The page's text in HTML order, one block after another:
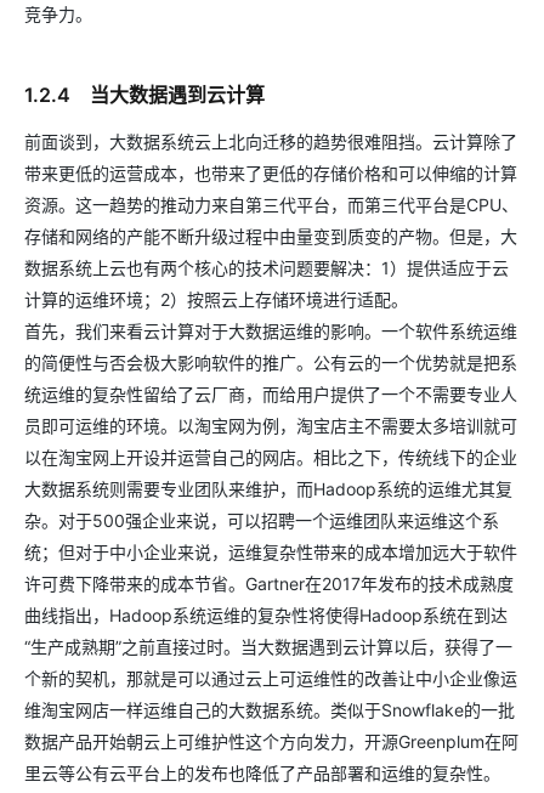
竞争力。
1.2.4 当大数据遇到云计算
前面谈到，大数据系统云上北向迁移的趋势很难阻挡。云计算除了
带来更低的运营成本，也带来了更低的存储价格和可以伸缩的计算
资源。这一趋势的推动力来自第三代平台，而第三代平台是CPU、
存储和网络的产能不断升级过程中由量变到质变的产物。但是，大
数据系统上云也有两个核心的技术问题要解决：1）提供适应于云
计算的运维环境；2）按照云上存储环境进行适配。
首先，我们来看云计算对于大数据运维的影响。一个软件系统运维
的简便性与否会极大影响软件的推广。公有云的一个优势就是把系
统运维的复杂性留给了云厂商，而给用户提供了一个不需要专业人
员即可运维的环境。以淘宝网为例，淘宝店主不需要太多培训就可
以在淘宝网上开设并运营自己的网店。相比之下，传统线下的企业
大数据系统则需要专业团队来维护，而Hadoop系统的运维尤其复
杂。对于500强企业来说，可以招聘一个运维团队来运维这个系
统；但对于中小企业来说，运维复杂性带来的成本增加远大于软件
许可费下降带来的成本节省。Gartner在2017年发布的技术成熟度
曲线指出，Hadoop系统运维的复杂性将使得Hadoop系统在到达
“生产成熟期”之前直接过时。当大数据遇到云计算以后，获得了一
个新的契机，那就是可以通过云上可运维性的改善让中小企业像运
维淘宝网店一样运维自己的大数据系统。类似于Snowflake的一批
数据产品开始朝云上可维护性这个方向发力，开源Greenplum在阿
里云等公有云平台上的发布也降低了产品部署和运维的复杂性。